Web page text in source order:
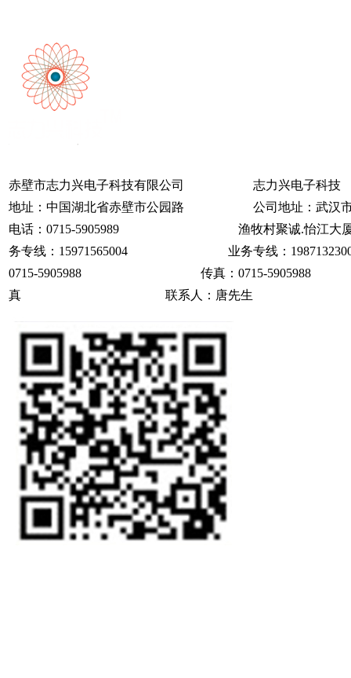
赤壁市志力兴电子科技有限公司 志力兴电子
地址：中国湖北省赤壁市公园路 公司地址：武汉市
电话：0715-5905989 渔牧村聚诚.怡江大厦
务专线：15971565004 业务专线：
0715-5905988 传真：0715-
真 联系人：唐先生